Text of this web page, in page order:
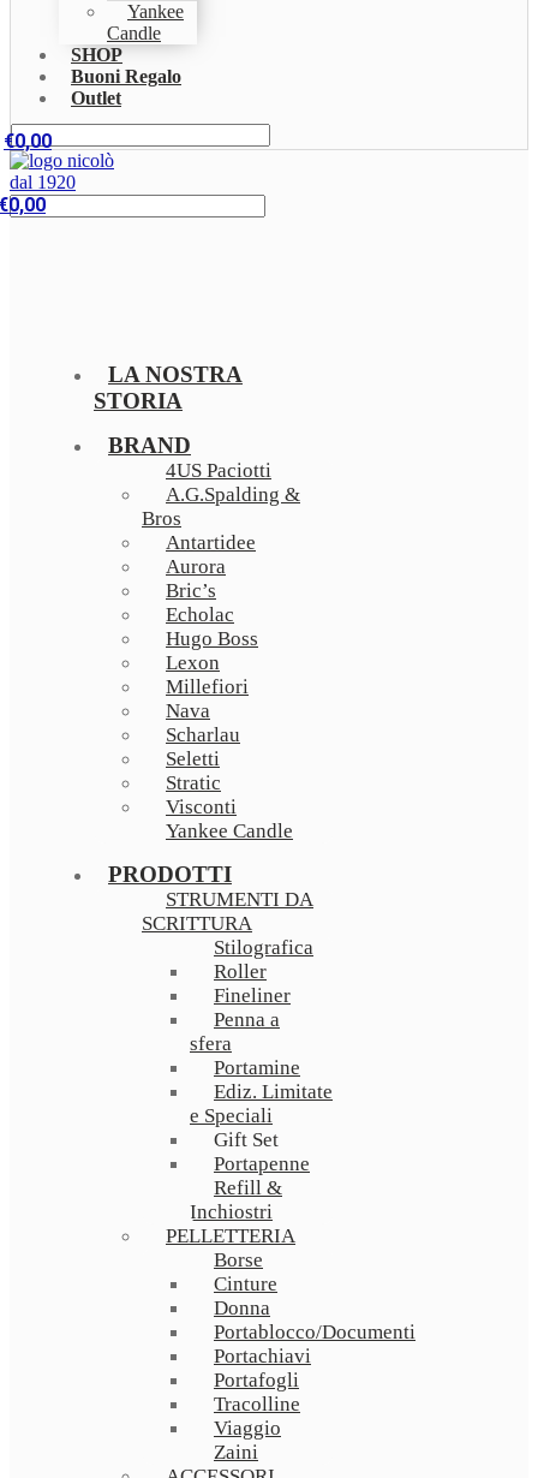
Yankee
Candle
SHOP
Buoni Regalo
Outlet
€0,00
0,00
LA NOSTRA
STORIA
BRAND
4US Paciotti
A.G.Spalding &
Bros
Antartidee
Aurora
Bric’s
Echolac
Hugo Boss
Lexon
Millefiori
Nava
Scharlau
Seletti
Stratic
Visconti
Yankee Candle
PRODOTTI
STRUMENTI DA
SCRITTURA
Stilografica
Roller
Fineliner
Penna a
sfera
Portamine
Ediz. Limitate
e Speciali
Gift Set
Portapenne
Refill &
Inchiostri
PELLETTERIA
Borse
Cinture
Donna
Portablocco/Documenti
Portachiavi
Portafogli
Tracolline
Viaggio
Zaini